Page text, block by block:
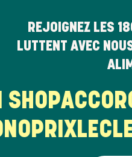
REJOIGNEZ LES
LUTTENT AVEC
SHOP